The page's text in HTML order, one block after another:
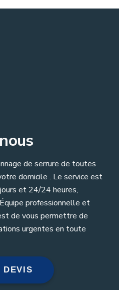
de serrure de toutes
domicile . Le service est
et 24/24 heures,
professionnelle et
de vous permettre de
urgentes en toute
DEVIS